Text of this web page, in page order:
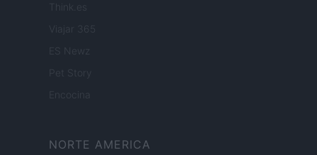
Think.es
Viajar 365
ES Newz
Encocina
NORTE AMERICA